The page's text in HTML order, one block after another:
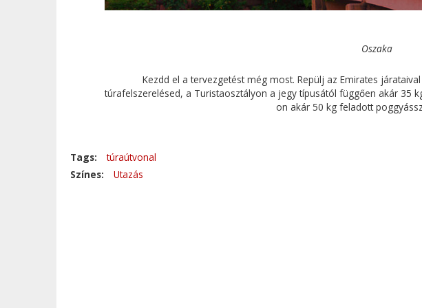
Oszaka
Kezdd el a tervezgetést még most. Repülj az Emirates
túrafelszerelésed, a Turistaosztályon a jegy típusától függően akár 35
on akár 50 kg feladott
Tags:
túraútvonal
Színes:
Utazás